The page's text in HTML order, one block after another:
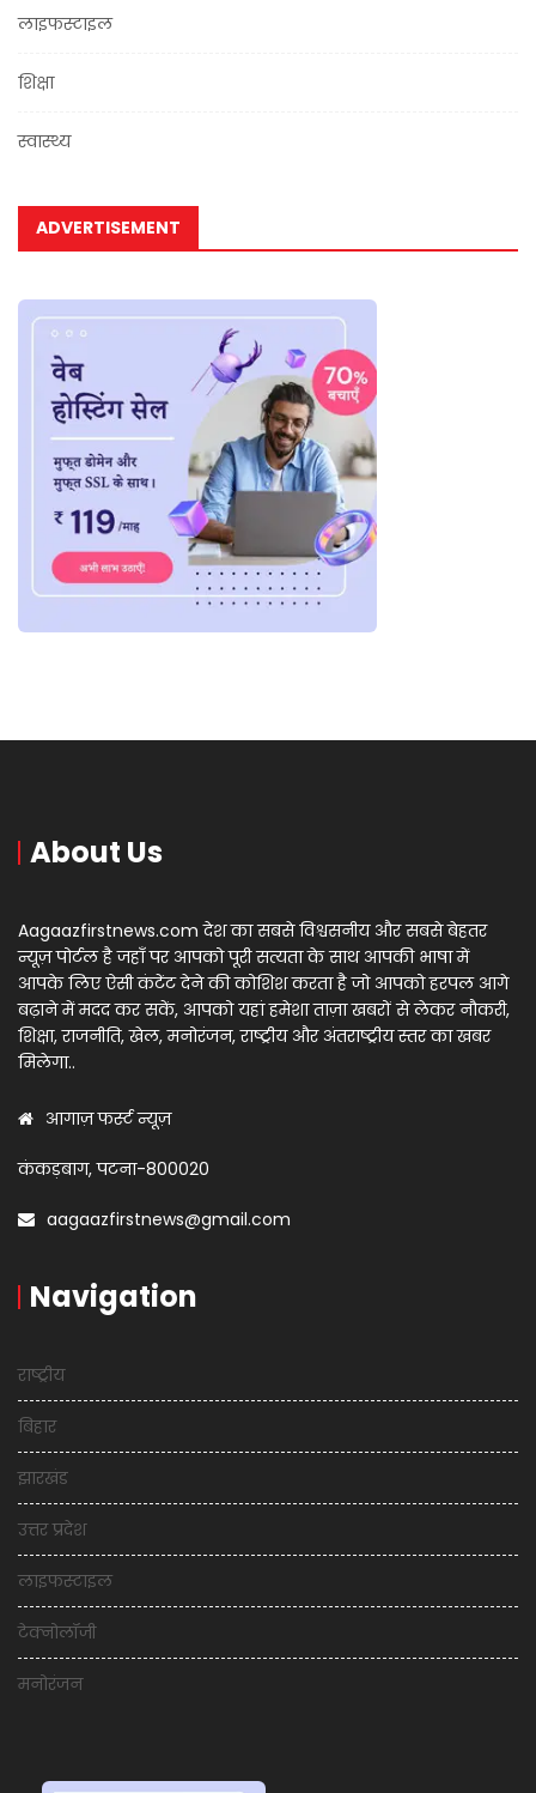
लाइफस्टाइल
शिक्षा
स्वास्थ्य
ADVERTISEMENT
About Us
Aagaazfirstnews.com देश का सबसे विश्वसनीय और सबसे बेहतर
न्यूज़ पोर्टल है जहाँ पर आपको पूरी सत्यता के साथ आपकी भाषा में
आपके लिए ऐसी कंटेंट देने की कोशिश करता है जो आपको हरपल आगे
बढ़ाने में मदद कर सकें, आपको यहां हमेशा ताज़ा खबरों से लेकर नौकरी,
शिक्षा, राजनीति, खेल, मनोरंजन, राष्ट्रीय और अंतराष्ट्रीय स्तर का खबर
मिलेगा..
आगाज़ फर्स्ट न्यूज़
कंकड़बाग, पटना-800020
aagaazfirstnews@gmail.com
Navigation
राष्ट्रीय
बिहार
झारखंड
उत्तर प्रदेश
लाइफस्टाइल
टेक्नोलॉजी
मनोरंजन